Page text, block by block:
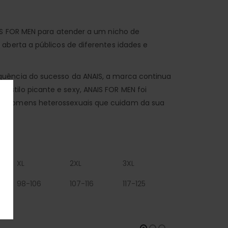
FOR MEN para atender a um nicho de
a públicos de diferentes idades e
do sucesso da ANAIS, a marca continua
picante e sexy, ANAIS FOR MEN foi
heterossexuais que cuidam da sua
XL 2XL
3XL
98-106 107-116 117-125